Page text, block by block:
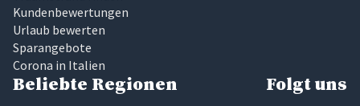
Kundenbewertungen
Urlaub bewerten
Sparangebote
Corona in Italien
Beliebte Regionen Folgt uns